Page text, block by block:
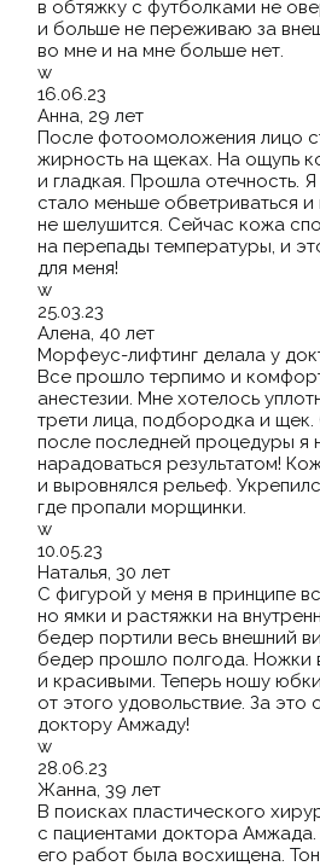
в обтяжку с футболками не
и больше не переживаю за
во мне и на мне больше нет.
w
16.06.23
Анна, 29 лет
После фотоомоложения лицо
жирность на щеках. На ощупь
и гладкая. Прошла отечность.
стало меньше обветриваться
не шелушится. Сейчас кожа
на перепады температуры, и
для меня!
w
25.03.23
Алена, 40 лет
Морфеус-лифтинг делала у
Все прошло терпимо и
анестезии. Мне хотелось
трети лица, подбородка и щек.
после последней процедуры я
нарадоваться результатом!
и выровнялся рельеф.
где пропали морщинки.
w
10.05.23
Наталья, 30 лет
С фигурой у меня в принципе
но ямки и растяжки на
бедер портили весь внешний
бедер прошло полгода. Ножки
и красивыми. Теперь ношу
от этого удовольствие. За это
доктору Амжаду!
w
28.06.23
Жанна, 39 лет
В поисках пластического
с пациентами доктора Амжада.
его работ была восхищена.